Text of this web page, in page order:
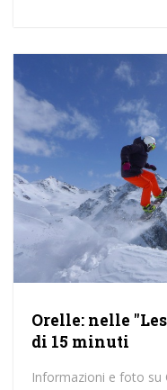
Orelle: nelle
di 15 minuti
Informazioni e foto su